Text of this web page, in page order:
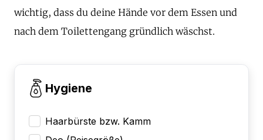
wichtig, dass du deine Hände vor dem Essen und
nach dem Toilettengang gründlich wäschst.
Hygiene
Haarbürste bzw. Kamm